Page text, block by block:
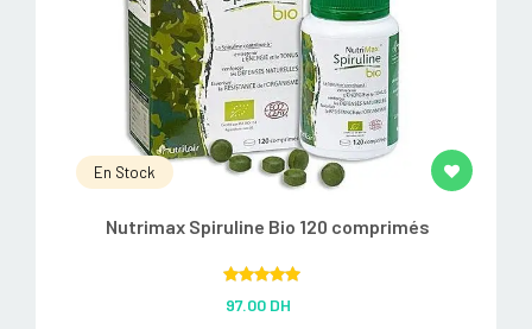
En Stock
Nutrimax Spiruline Bio 120 comprimés
out of 5
97.00 DH